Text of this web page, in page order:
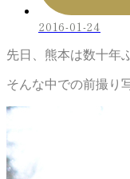
2016-01-24
先日、熊本は数十年
そんな中での前撮り